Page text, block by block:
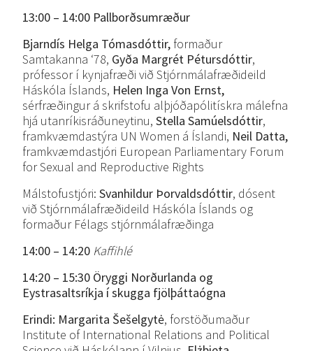
13:00 – 14:00 Pallborðsumræður
Bjarndís Helga Tómasdóttir, formaður
Samtakanna ‘78, Gyða Margrét Pétursdóttir,
prófessor í kynjafræði við Stjórnmálafræðideild
Háskóla Íslands, Helen Inga Von Ernst,
sérfræðingur á skrifstofu alþjóðapólitískra málefna
hjá utanríkisráðuneytinu,Stella Samúelsdóttir,
framkvæmdastýra UN Women á Íslandi, Neil Datta,
framkvæmdastjóri European Parliamentary Forum
for Sexual and Reproductive Rights
Málstofustjóri:Svanhildur Þorvaldsdóttir, dósent
við Stjórnmálafræðideild Háskóla Íslands og
formaður Félags stjórnmálafræðinga
14:00 – 14:20 Kaffihlé
14:20 – 15:30 Öryggi Norðurlanda og
Eystrasaltsríkja í skugga fjölþáttaógna
Erindi: Margarita Šešelgytė, forstöðumaður
Institute of International Relations and Political